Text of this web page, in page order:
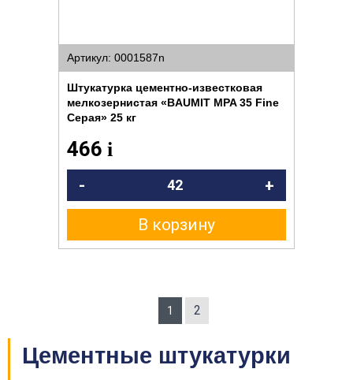
Артикул: 0001587n
Штукатурка цементно-известковая
мелкозернистая «BAUMIT MPA 35 Fine
Серая» 25 кг
466 i
- +
В корзину
1 2
Цементные штукатурки